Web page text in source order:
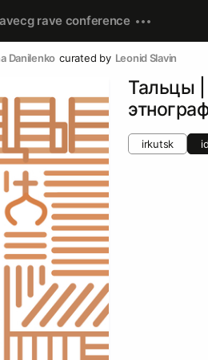
cg rave conference
Danilenko curated by Leonid Slavin
Тальцы |
irkutsk